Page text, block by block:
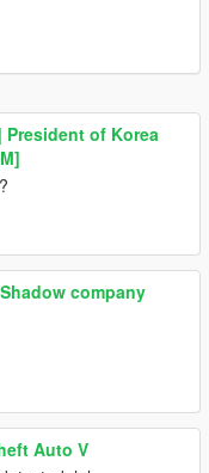
President of Korea
company
Auto V